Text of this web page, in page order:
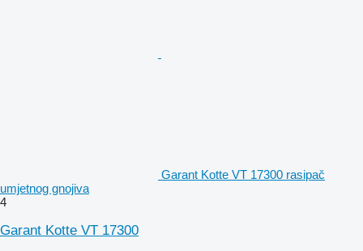
Garant Kotte VT 17300 rasipač
umjetnog gnojiva
4
Garant Kotte VT 17300